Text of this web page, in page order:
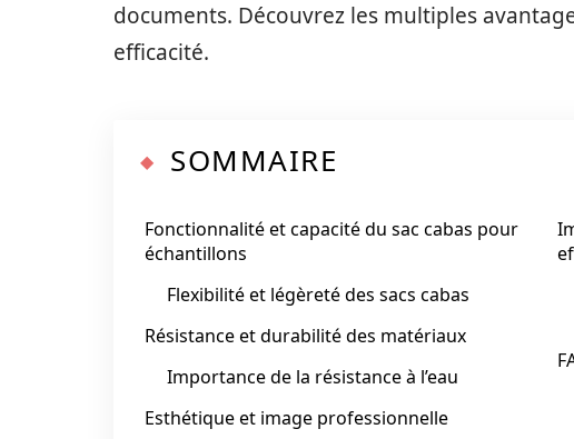
documents. Découvrez les multiples
efficacité.
SOMMAIRE
Fonctionnalité et capacité du sac cabas pour
échantillons
Flexibilité et légèreté des sacs cabas
Résistance et durabilité des matériaux
Importance de la résistance à l’eau
Esthétique et image professionnelle